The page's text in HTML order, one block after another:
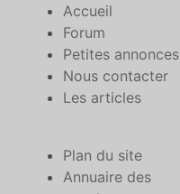
Accueil
Forum
Petites annonces
Nous contacter
Les articles
Plan du site
Annuaire des